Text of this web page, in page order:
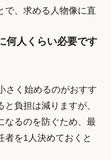
で、求める人物像に直
何人くらい必要です
さく始めるのがおすす
負担は減りますが、
なるのを防ぐため、最
者を1人決めておくと